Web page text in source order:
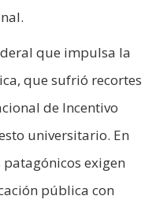
que impulsa la
que sufrió recortes
de Incentivo
universitario. En
exigen
pública con